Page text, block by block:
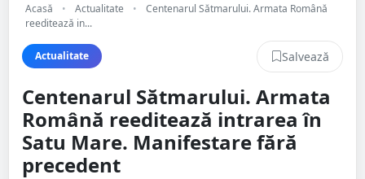
Acasă • Actualitate •
Centenarul Sătmarului. Armata Română
reeditează in...
Actualitate Salvează
Centenarul Sătmarului. Armata
Română reeditează intrarea în
Satu Mare. Manifestare fără
precedent